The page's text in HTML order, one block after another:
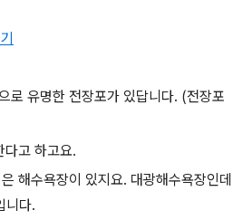
로 유명한 전장포가 있답니다. (전장포
고 하고요.
해수욕장이 있지요. 대광해수욕장인데
니다.